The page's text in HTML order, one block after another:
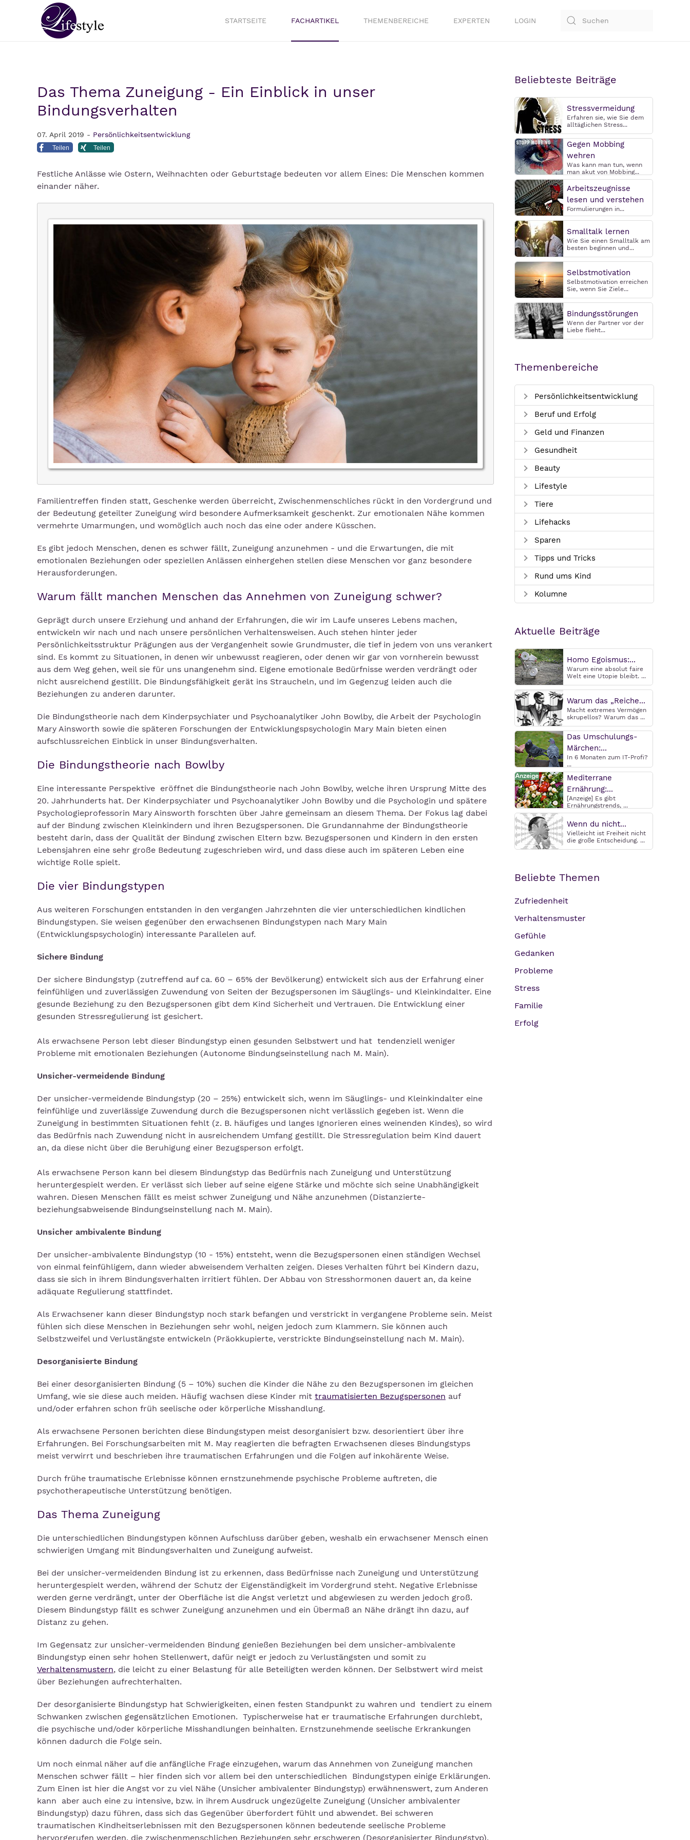
STARTSEITE FACHARTIKEL THEMENBEREICHE EXPERTEN LOGIN
Das Thema Zuneigung - Ein Einblick in unser
Bindungsverhalten
07. April 2019 - Persönlichkeitsentwicklung
Teilen Teilen
Festliche Anlässe wie Ostern, Weihnachten oder Geburtstage bedeuten vor allem Eines: Die Menschen kommen
einander näher.
Familientreffen finden statt, Geschenke werden überreicht, Zwischenmenschliches rückt in den Vordergrund und
der Bedeutung geteilter Zuneigung wird besondere Aufmerksamkeit geschenkt. Zur emotionalen Nähe kommen
vermehrte Umarmungen, und womöglich auch noch das eine oder andere Küsschen.
Es gibt jedoch Menschen, denen es schwer fällt, Zuneigung anzunehmen - und die Erwartungen, die mit
emotionalen Beziehungen oder speziellen Anlässen einhergehen stellen diese Menschen vor ganz besondere
Herausforderungen.
Warum fällt manchen Menschen das Annehmen von Zuneigung schwer?
Geprägt durch unsere Erziehung und anhand der Erfahrungen, die wir im Laufe unseres Lebens machen,
entwickeln wir nach und nach unsere persönlichen Verhaltensweisen. Auch stehen hinter jeder
Persönlichkeitsstruktur Prägungen aus der Vergangenheit sowie Grundmuster, die tief in jedem von uns verankert
sind. Es kommt zu Situationen, in denen wir unbewusst reagieren, oder denen wir gar von vornherein bewusst
aus dem Weg gehen, weil sie für uns unangenehm sind. Eigene emotionale Bedürfnisse werden verdrängt oder
nicht ausreichend gestillt. Die Bindungsfähigkeit gerät ins Straucheln, und im Gegenzug leiden auch die
Beziehungen zu anderen darunter.
Die Bindungstheorie nach dem Kinderpsychiater und Psychoanalytiker John Bowlby, die Arbeit der Psychologin
Mary Ainsworth sowie die späteren Forschungen der Entwicklungspsychologin Mary Main bieten einen
aufschlussreichen Einblick in unser Bindungsverhalten.
Die Bindungstheorie nach Bowlby
Eine interessante Perspektive eröffnet die Bindungstheorie nach John Bowlby, welche ihren Ursprung Mitte des
20. Jahrhunderts hat. Der Kinderpsychiater und Psychoanalytiker John Bowlby und die Psychologin und spätere
Psychologieprofessorin Mary Ainsworth forschten über Jahre gemeinsam an diesem Thema. Der Fokus lag dabei
auf der Bindung zwischen Kleinkindern und ihren Bezugspersonen. Die Grundannahme der Bindungstheorie
besteht darin, dass der Qualität der Bindung zwischen Eltern bzw. Bezugspersonen und Kindern in den ersten
Lebensjahren eine sehr große Bedeutung zugeschrieben wird, und dass diese auch im späteren Leben eine
wichtige Rolle spielt.
Die vier Bindungstypen
Aus weiteren Forschungen entstanden in den vergangen Jahrzehnten die vier unterschiedlichen kindlichen
Bindungstypen. Sie weisen gegenüber den erwachsenen Bindungstypen nach Mary Main
(Entwicklungspsychologin) interessante Parallelen auf.
Sichere Bindung
Der sichere Bindungstyp (zutreffend auf ca. 60 – 65% der Bevölkerung) entwickelt sich aus der Erfahrung einer
feinfühligen und zuverlässigen Zuwendung von Seiten der Bezugspersonen im Säuglings- und Kleinkindalter. Eine
gesunde Beziehung zu den Bezugspersonen gibt dem Kind Sicherheit und Vertrauen. Die Entwicklung einer
gesunden Stressregulierung ist gesichert.
Als erwachsene Person lebt dieser Bindungstyp einen gesunden Selbstwert und hat tendenziell weniger
Probleme mit emotionalen Beziehungen (Autonome Bindungseinstellung nach M. Main).
Unsicher-vermeidende Bindung
Der unsicher-vermeidende Bindungstyp (20 – 25%) entwickelt sich, wenn im Säuglings- und Kleinkindalter eine
feinfühlige und zuverlässige Zuwendung durch die Bezugspersonen nicht verlässlich gegeben ist. Wenn die
Zuneigung in bestimmten Situationen fehlt (z. B. häufiges und langes Ignorieren eines weinenden Kindes), so wird
das Bedürfnis nach Zuwendung nicht in ausreichendem Umfang gestillt. Die Stressregulation beim Kind dauert
an, da diese nicht über die Beruhigung einer Bezugsperson erfolgt.
Als erwachsene Person kann bei diesem Bindungstyp das Bedürfnis nach Zuneigung und Unterstützung
heruntergespielt werden. Er verlässt sich lieber auf seine eigene Stärke und möchte sich seine Unabhängigkeit
wahren. Diesen Menschen fällt es meist schwer Zuneigung und Nähe anzunehmen (Distanzierte-
beziehungsabweisende Bindungseinstellung nach M. Main).
Unsicher ambivalente Bindung
Der unsicher-ambivalente Bindungstyp (10 - 15%) entsteht, wenn die Bezugspersonen einen ständigen Wechsel
von einmal feinfühligem, dann wieder abweisendem Verhalten zeigen. Dieses Verhalten führt bei Kindern dazu,
dass sie sich in ihrem Bindungsverhalten irritiert fühlen. Der Abbau von Stresshormonen dauert an, da keine
adäquate Regulierung stattfindet.
Als Erwachsener kann dieser Bindungstyp noch stark befangen und verstrickt in vergangene Probleme sein. Meist
fühlen sich diese Menschen in Beziehungen sehr wohl, neigen jedoch zum Klammern. Sie können auch
Selbstzweifel und Verlustängste entwickeln (Präokkupierte, verstrickte Bindungseinstellung nach M. Main).
Desorganisierte Bindung
Bei einer desorganisierten Bindung (5 – 10%) suchen die Kinder die Nähe zu den Bezugspersonen im gleichen
Umfang, wie sie diese auch meiden. Häufig wachsen diese Kinder mit traumatisierten Bezugspersonen auf
und/oder erfahren schon früh seelische oder körperliche Misshandlung.
Als erwachsene Personen berichten diese Bindungstypen meist desorganisiert bzw. desorientiert über ihre
Erfahrungen. Bei Forschungsarbeiten mit M. May reagierten die befragten Erwachsenen dieses Bindungstyps
meist verwirrt und beschrieben ihre traumatischen Erfahrungen und die Folgen auf inkohärente Weise.
Durch frühe traumatische Erlebnisse können ernstzunehmende psychische Probleme auftreten, die
psychotherapeutische Unterstützung benötigen.
Das Thema Zuneigung
Die unterschiedlichen Bindungstypen können Aufschluss darüber geben, weshalb ein erwachsener Mensch einen
schwierigen Umgang mit Bindungsverhalten und Zuneigung aufweist.
Bei der unsicher-vermeidenden Bindung ist zu erkennen, dass Bedürfnisse nach Zuneigung und Unterstützung
heruntergespielt werden, während der Schutz der Eigenständigkeit im Vordergrund steht. Negative Erlebnisse
werden gerne verdrängt, unter der Oberfläche ist die Angst verletzt und abgewiesen zu werden jedoch groß.
Diesem Bindungstyp fällt es schwer Zuneigung anzunehmen und ein Übermaß an Nähe drängt ihn dazu, auf
Distanz zu gehen.
Im Gegensatz zur unsicher-vermeidenden Bindung genießen Beziehungen bei dem unsicher-ambivalente
Bindungstyp einen sehr hohen Stellenwert, dafür neigt er jedoch zu Verlustängsten und somit zu
Verhaltensmustern, die leicht zu einer Belastung für alle Beteiligten werden können. Der Selbstwert wird meist
über Beziehungen aufrechterhalten.
Der desorganisierte Bindungstyp hat Schwierigkeiten, einen festen Standpunkt zu wahren und tendiert zu einem
Schwanken zwischen gegensätzlichen Emotionen. Typischerweise hat er traumatische Erfahrungen durchlebt,
die psychische und/oder körperliche Misshandlungen beinhalten. Ernstzunehmende seelische Erkrankungen
können dadurch die Folge sein.
Um noch einmal näher auf die anfängliche Frage einzugehen, warum das Annehmen von Zuneigung manchen
Menschen schwer fällt – hier finden sich vor allem bei den unterschiedlichen Bindungstypen einige Erklärungen.
Zum Einen ist hier die Angst vor zu viel Nähe (Unsicher ambivalenter Bindungstyp) erwähnenswert, zum Anderen
kann aber auch eine zu intensive, bzw. in ihrem Ausdruck ungezügelte Zuneigung (Unsicher ambivalenter
Bindungstyp) dazu führen, dass sich das Gegenüber überfordert fühlt und abwendet. Bei schweren
traumatischen Kindheitserlebnissen mit den Bezugspersonen können bedeutende seelische Probleme
hervorgerufen werden, die zwischenmenschlichen Beziehungen sehr erschweren (Desorganisierter Bindungstyp).
Beliebteste Beiträge
Stressvermeidung
Erfahren sie, wie Sie dem
alltäglichen Stress...
Gegen Mobbing
wehren
Was kann man tun, wenn
man akut von Mobbing...
Arbeitszeugnisse
lesen und verstehen
Formulierungen in...
Smalltalk lernen
Wie Sie einen Smalltalk am
besten beginnen und...
Selbstmotivation
Selbstmotivation erreichen
Sie, wenn Sie Ziele...
Bindungsstörungen
Wenn der Partner vor der
Liebe flieht...
Themenbereiche
Persönlichkeitsentwicklung
Beruf und Erfolg
Geld und Finanzen
Gesundheit
Beauty
Lifestyle
Tiere
Lifehacks
Sparen
Tipps und Tricks
Rund ums Kind
Kolumne
Aktuelle Beiträge
Homo Egoismus:...
Warum eine absolut faire
Welt eine Utopie bleibt. ...
Warum das „Reiche...
Macht extremes Vermögen
skrupellos? Warum das ...
Das Umschulungs-
Märchen:...
In 6 Monaten zum IT-Profi?
...
Mediterrane
Ernährung:...
[Anzeige] Es gibt
Ernährungstrends, ...
Wenn du nicht...
Vielleicht ist Freiheit nicht
die große Entscheidung. ...
Beliebte Themen
Zufriedenheit
Verhaltensmuster
Gefühle
Gedanken
Probleme
Stress
Familie
Erfolg